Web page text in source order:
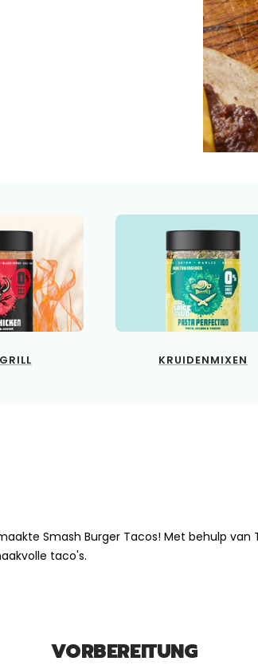
KRUIDENMIXEN
Smash Burger Tacos! Met behulp van
taco's.
VORBEREITUNG